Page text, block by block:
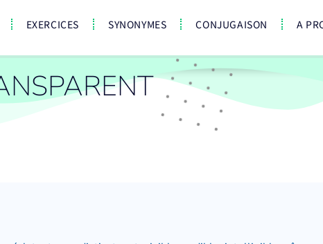
EXERCICES SYNONYMES CONJUGAISON A